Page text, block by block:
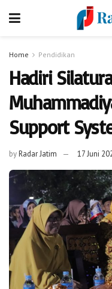
Home Pendidikan
Hadiri
Support
byRadar Jatim 17 Juni